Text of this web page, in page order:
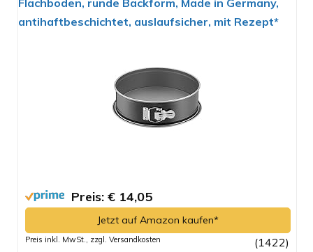
Flachboden, runde Backform, Made in Germany,
antihaftbeschichtet, auslaufsicher, mit Rezept*
Preis: € 14,05
Jetzt auf Amazon kaufen*
Preis inkl. MwSt., zzgl. Versandkosten (1422)